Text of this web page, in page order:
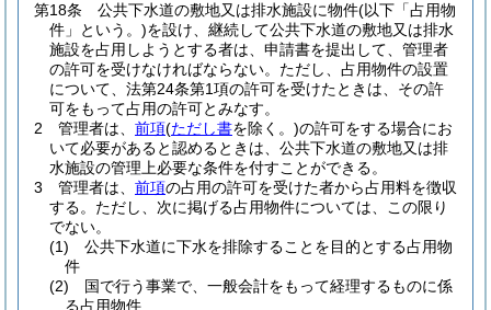
第18条
公共下水道の敷地又は排水施設に物件(以下「占用物
件」という。)を設け、継続して公共下水道の敷地又は排水
施設を占用しようとする者は、申請書を提出して、管理者
の許可を受けなければならない。 ただし、占用物件の設置
について、法第24条第1項の許可を受けたときは、その許
可をもって占用の許可とみなす。
2
管理者は、 前項(ただし書を除く。)の許可をする場合にお
いて必要があると認めるときは、公共下水道の敷地又は排
水施設の管理上必要な条件を付すことができる。
3
管理者は、 前項の占用の許可を受けた者から占用料を徴収
する。 ただし、次に掲げる占用物件については、この限り
でない。
(1)
公共下水道に下水を排除することを目的とする占用物
件
(2)
国で行う事業で、一般会計をもって経理するものに係
る占用物件